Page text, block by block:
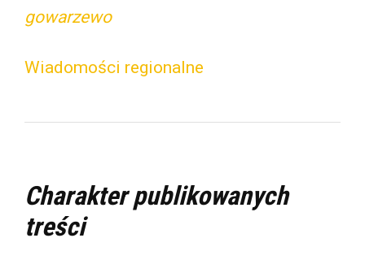
gowarzewo
Wiadomości regionalne
Charakter publikowanych
treści